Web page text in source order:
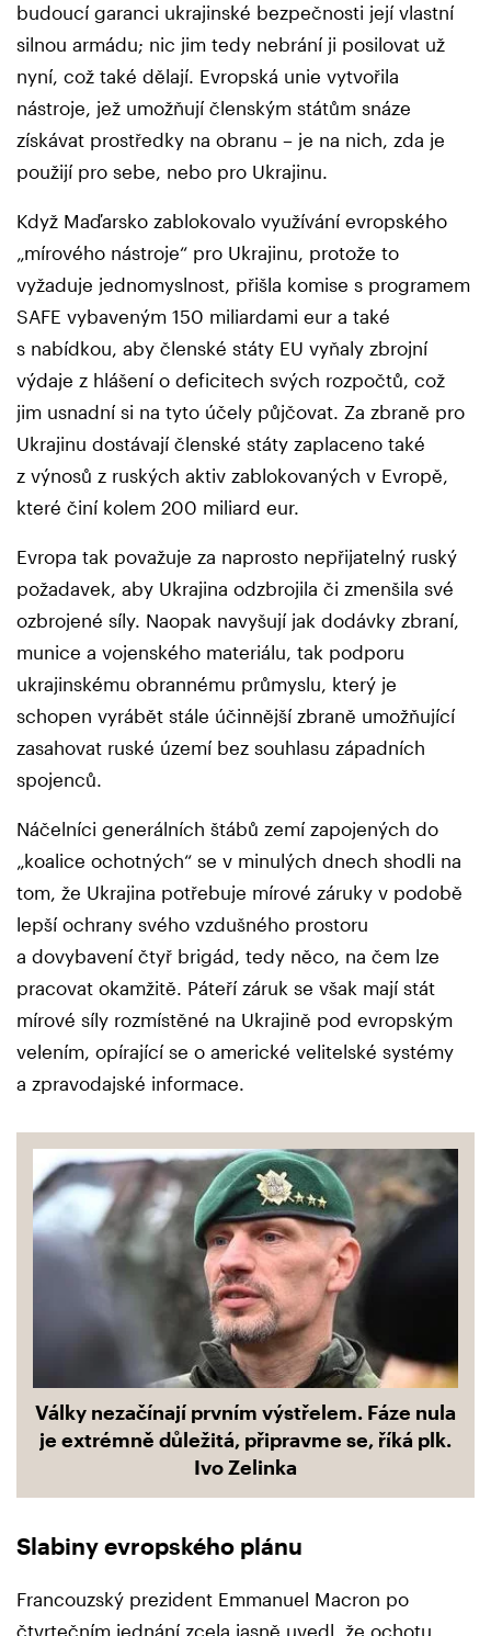
budoucí garanci ukrajinské bezpečnosti její vlastní
silnou armádu; nic jim tedy nebrání ji posilovat už
nyní, což také dělají. Evropská unie vytvořila
nástroje, jež umožňují členským státům snáze
získávat prostředky na obranu – je na nich, zda je
použijí pro sebe, nebo pro Ukrajinu.
Když Maďarsko zablokovalo využívání evropského
„mírového nástroje“ pro Ukrajinu, protože to
vyžaduje jednomyslnost, přišla komise s programem
SAFE vybaveným 150 miliardami eur a také
s nabídkou, aby členské státy EU vyňaly zbrojní
výdaje z hlášení o deficitech svých rozpočtů, což
jim usnadní si na tyto účely půjčovat. Za zbraně pro
Ukrajinu dostávají členské státy zaplaceno také
z výnosů z ruských aktiv zablokovaných v Evropě,
které činí kolem 200 miliard eur.
Evropa tak považuje za naprosto nepřijatelný ruský
požadavek, aby Ukrajina odzbrojila či zmenšila své
ozbrojené síly. Naopak navyšují jak dodávky zbraní,
munice a vojenského materiálu, tak podporu
ukrajinskému obrannému průmyslu, který je
schopen vyrábět stále účinnější zbraně umožňující
zasahovat ruské území bez souhlasu západních
spojenců.
Náčelníci generálních štábů zemí zapojených do
„koalice ochotných“ se v minulých dnech shodli na
tom, že Ukrajina potřebuje mírové záruky v podobě
lepší ochrany svého vzdušného prostoru
a dovybavení čtyř brigád, tedy něco, na čem lze
pracovat okamžitě. Páteří záruk se však mají stát
mírové síly rozmístěné na Ukrajině pod evropským
velením, opírající se o americké velitelské systémy
a zpravodajské informace.
Války nezačínají prvním výstřelem. Fáze nula
je extrémně důležitá, připravme se, říká plk.
Ivo Zelinka
Slabiny evropského plánu
Francouzský prezident Emmanuel Macron po
čtvrtečním jednání zcela jasně uvedl, že ochotu